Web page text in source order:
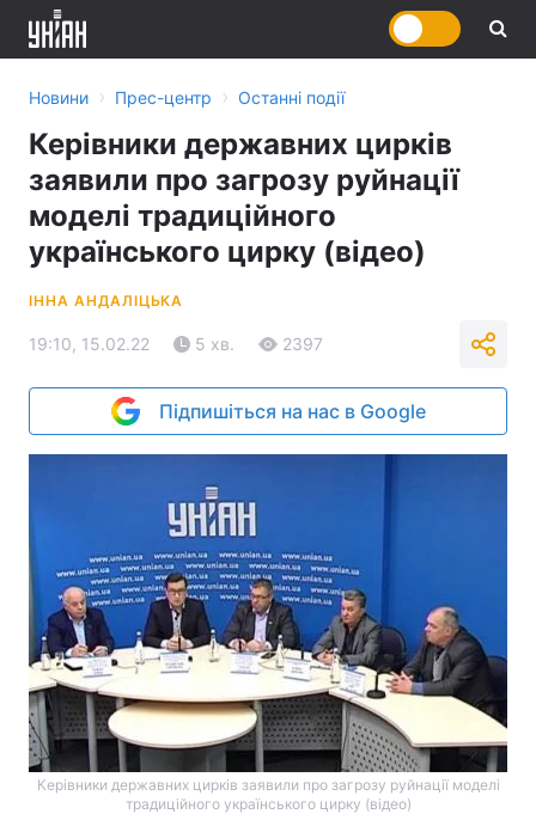
Новини › Прес-центр › Останні події
Керівники державних цирків
заявили про загрозу руйнації
моделі традиційного
українського цирку (відео)
ІННА АНДАЛІЦЬКА
19:10, 15.02.22 5 хв. 2397
Підпишіться на нас в Google
Керівники державних цирків заявили про загрозу руйнації моделі
традиційного українського цирку (відео)